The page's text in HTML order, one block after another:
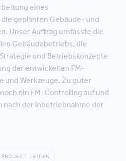
eines
geplanten Gebäude- und
Unser Auftrag umfasste die
Gebäudebetriebs, die
und Betriebskonzepte
der entwickelten FM-
und Werkzeuge. Zu guter
ein FM-Controlling auf und
nach der Inbetriebnahme der
PROJEKT TEILEN